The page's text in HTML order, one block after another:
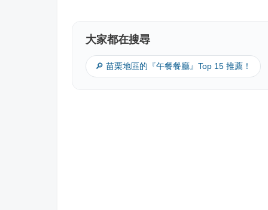
大家都在搜尋
🔎 苗栗地區的『午餐餐廳』Top 15 推薦！